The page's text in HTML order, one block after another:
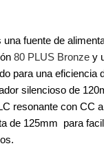
fuente de
80 PLUS Bronze y
para una eficiencia
silencioso de
resonante con CC
de 125mm para